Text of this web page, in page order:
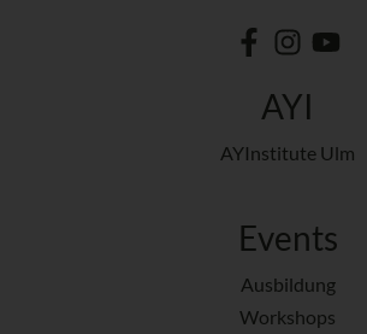
AYI
AYInstitute Ulm
Events
Ausbildung
Workshops